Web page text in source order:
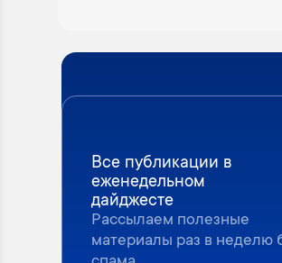
Все публикации в
еженедельном
дайджесте
Рассылаем полезные
материалы раз в неделю